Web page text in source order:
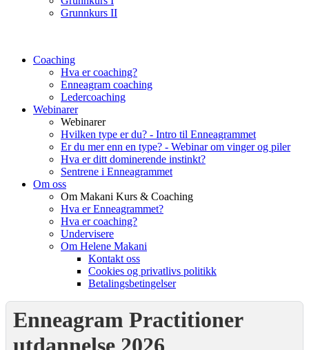
Grunnkurs II
Coaching
Hva er coaching?
Enneagram coaching
Ledercoaching
Webinarer
Webinarer
Hvilken type er du? - Intro til Enneagrammet
Er du mer enn en type? - Webinar om vinger og piler
Hva er ditt dominerende instinkt?
Sentrene i Enneagrammet
Om oss
Om Makani Kurs & Coaching
Hva er Enneagrammet?
Hva er coaching?
Undervisere
Om Helene Makani
Kontakt oss
Cookies og privatlivs politikk
Betalingsbetingelser
Enneagram Practitioner